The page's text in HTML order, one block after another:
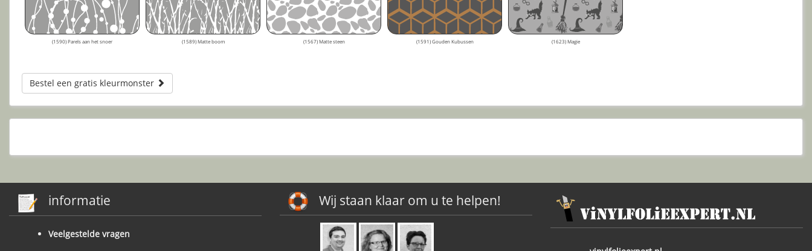
(1590) Parels aan het snoer (1589) Matte boom (1567) Matte steen (1591) Gouden Kubussen (1623) Magie
Bestel een gratis kleurmonster
informatie
Veelgestelde vragen
Wij staan klaar om u te helpen!